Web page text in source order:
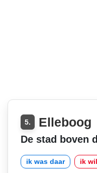
5. Elleboog
De stad boven
ik was daar ik